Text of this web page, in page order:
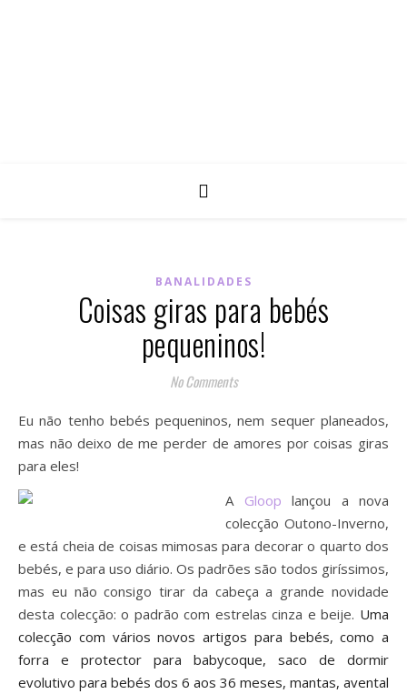
BANALIDADES
Coisas giras para bebés
pequeninos!
No Comments
Eu não tenho bebés pequeninos, nem sequer planeados,
mas não deixo de me perder de amores por coisas giras
para eles!
A Gloop lançou a nova
colecção Outono-Inverno,
e está cheia de coisas mimosas para decorar o quarto dos
bebés, e para uso diário. Os padrões são todos giríssimos,
mas eu não consigo tirar da cabeça a grande novidade
desta colecção: o padrão com estrelas cinza e beije. Uma
colecção com vários novos artigos para bebés, como a
forra e protector para babycoque, saco de dormir
evolutivo para bebés dos 6 aos 36 meses, mantas, avental